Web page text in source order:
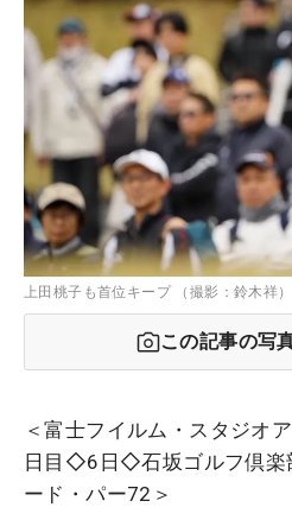
上田桃子も首位キープ （撮影：鈴木祥）
この記事の写
＜富士フイルム・スタジオ
日目◇6日◇石坂ゴルフ倶
ード・パー72＞